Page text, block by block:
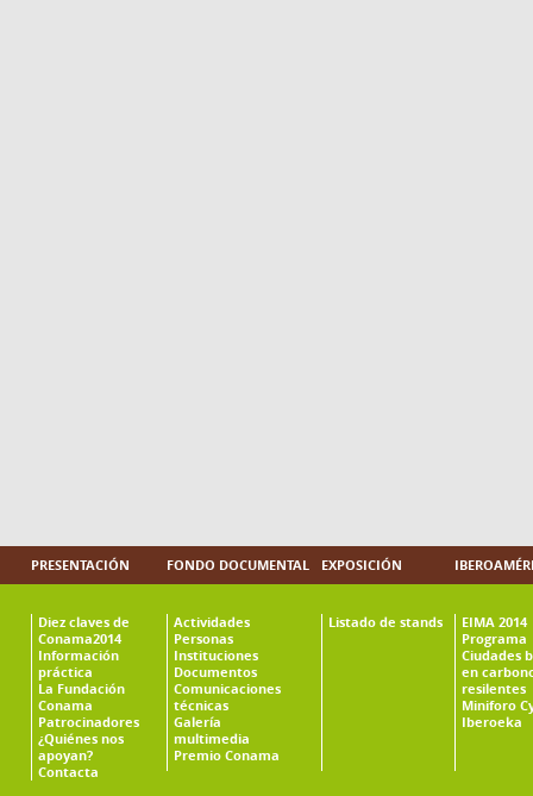
PRESENTACIÓN
Diez claves de
Conama2014
Información
práctica
La Fundación
Conama
Patrocinadores
¿Quiénes nos
apoyan?
Contacta
FONDO DOCUMENTAL
Actividades
Personas
Instituciones
Documentos
Comunicaciones
técnicas
Galería
multimedia
Premio Conama
EXPOSICIÓN
Listado de stands
EIMA 2014
Programa
Ciudades
en
resilentes
Miniforo
Iberoeka